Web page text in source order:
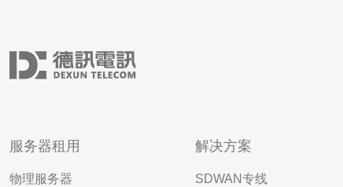
服务器租用
物理服务器
解决方案
SDWAN专线